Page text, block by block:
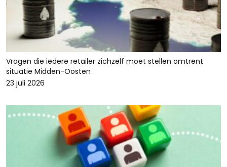
Vragen die iedere retailer zichzelf moet stellen omtrent
situatie Midden-Oosten
23 juli 2026